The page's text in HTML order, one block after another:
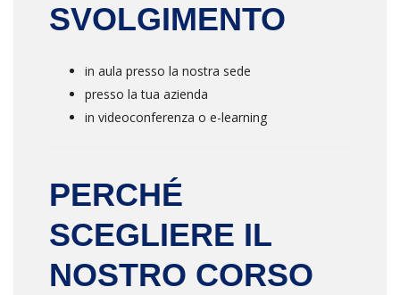
SVOLGIMENTO
in aula presso la nostra sede
presso la tua azienda
in videoconferenza o e-learning
PERCHÉ
SCEGLIERE IL
NOSTRO CORSO